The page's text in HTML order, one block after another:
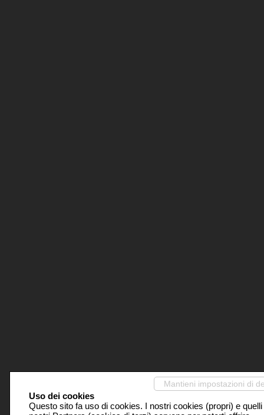
Mantieni impostazioni di
Uso dei cookies
Questo sito fa uso di cookies. I nostri cookies (propri) e quelli